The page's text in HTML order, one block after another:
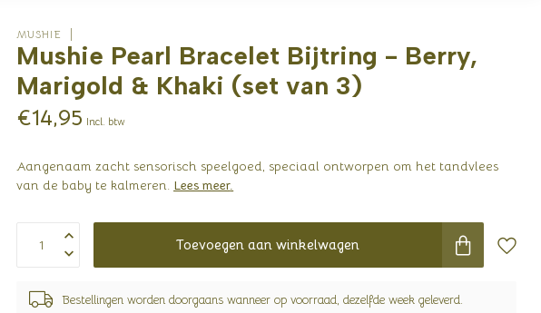
MUSHIE
Mushie Pearl Bracelet Bijtring - Berry,
Marigold & Khaki (set van 3)
€14,95 Incl. btw
Aangenaam zacht sensorisch speelgoed, speciaal ontworpen om het tandvlees
van de baby te kalmeren. Lees meer.
Toevoegen aan winkelwagen
Bestellingen worden doorgaans wanneer op voorraad, dezelfde week geleverd.